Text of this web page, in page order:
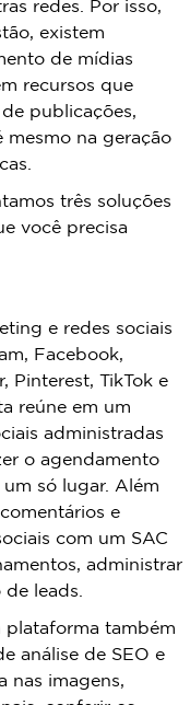
redes. Por isso,
existem
de mídias
recursos que
publicações,
mesmo na geração
três soluções
você precisa
e redes sociais
Facebook,
Pinterest, TikTok e
reúne em um
administradas
o agendamento
só lugar. Além
e
com um SAC
administrar
leads.
plataforma também
análise de SEO e
nas imagens,